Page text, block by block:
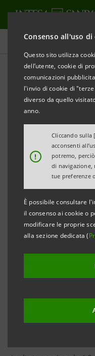
Consenso all'uso di
Questo sito utilizza
dell’utente, cookie di
comunicazioni
l'invio di cookie di
diverso da quello
anno.
!
Cliccando sulla
acconsenti
potremo,
di
tue preferenze
È possibile consultare
il consenso ai cookie o
modificare le proprie
alla sezione dedicata (
Comunicati stampa
STAMPA AGGIORNA
MONITOR DEI
• Realizzato dalla
Intesa Sanpaolo per
• Dati al 30/09/2016
Firenze, 20 febbraio
mesi del 2016, le
tradizionali toscani
all’anno precedente
dai risultati
della Pelletteria e